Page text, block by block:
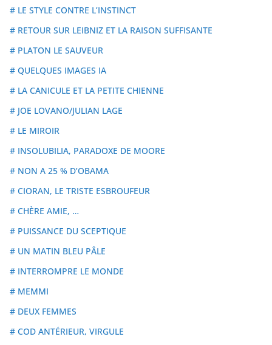
# LE STYLE CONTRE L’INSTINCT
# RETOUR SUR LEIBNIZ ET LA RAISON SUFFISANTE
# PLATON LE SAUVEUR
# QUELQUES IMAGES IA
# LA CANICULE ET LA PETITE CHIENNE
# JOE LOVANO/JULIAN LAGE
# LE MIROIR
# INSOLUBILIA, PARADOXE DE MOORE
# NON A 25 % D’OBAMA
# CIORAN, LE TRISTE ESBROUFEUR
# CHÈRE AMIE, …
# PUISSANCE DU SCEPTIQUE
# UN MATIN BLEU PÂLE
# INTERROMPRE LE MONDE
# MEMMI
# DEUX FEMMES
# COD ANTÉRIEUR, VIRGULE